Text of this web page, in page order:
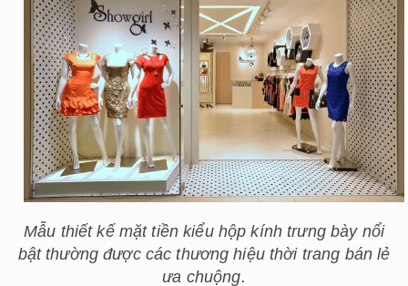
Mẫu thiết kế mặt tiền kiểu hộp kính trưng bày nổi
bật thường được các thương hiệu thời trang bán lẻ
ưa chuộng.